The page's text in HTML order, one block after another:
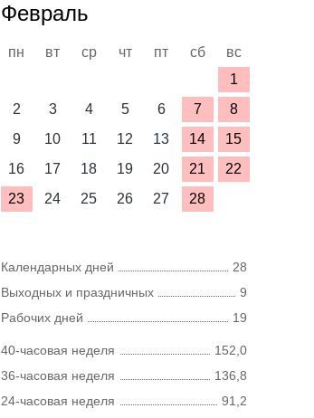
Февраль
пн вт ср чт пт сб
вс
1
2
3 4 5 6 7
8
9
10 11 12 13 14
15
16
17 18 19 20 21
22
23
24 25 26 27 28
Календарных дней
28
Выходных и праздничных
9
Рабочих дней
19
40-часовая неделя
152,0
36-часовая неделя
136,8
24-часовая неделя
91,2